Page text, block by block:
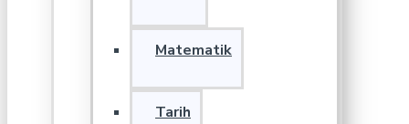
Matematik
Tarih